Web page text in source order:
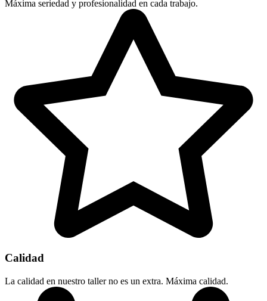
Máxima seriedad y profesionalidad en cada trabajo.
Calidad
La calidad en nuestro taller no es un extra. Máxima calidad.